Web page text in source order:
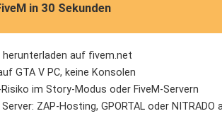
in 30 Sekunden
auf fivem.net
GTA V PC, keine Konsolen
Risiko im Story-Modus oder FiveM-Servern
Server: ZAP-Hosting, GPORTAL oder